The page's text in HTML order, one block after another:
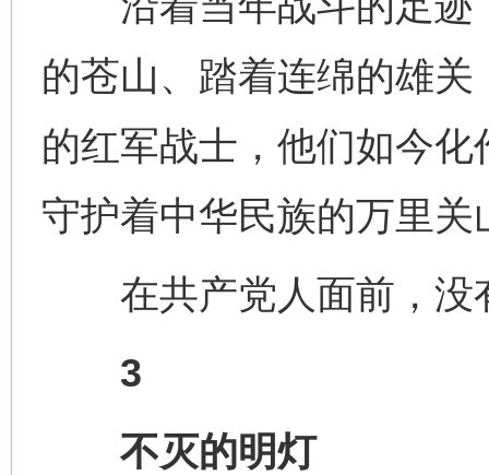
的苍山、踏着连绵的雄
的红军战士，他们如今
守护着中华民族的万里关
在共产党人面前，没
3
不灭的明灯